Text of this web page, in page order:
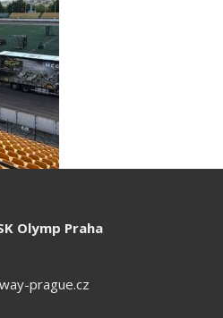
Olymp Praha
prague.cz